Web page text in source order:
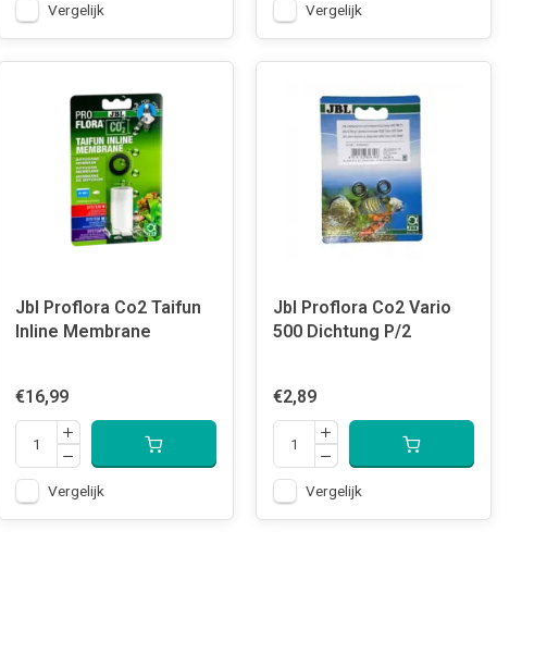
Vergelijk Vergelijk
Jbl Proflora Co2 Taifun
Inline Membrane
€16,99
Vergelijk
Jbl Proflora Co2 Vario
500 Dichtung P/2
€2,89
Vergelijk